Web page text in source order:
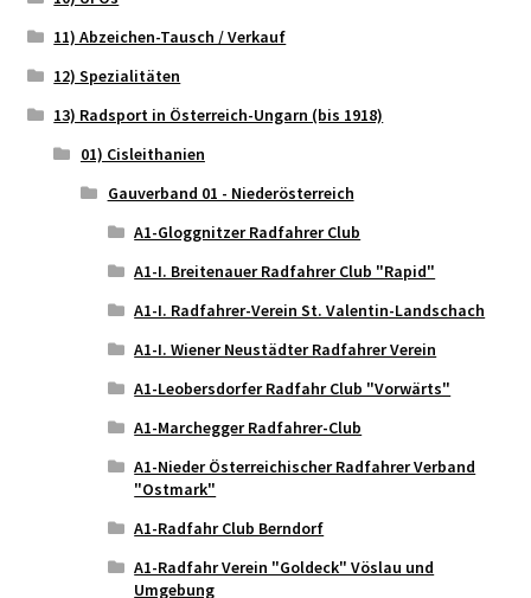
11) Abzeichen-Tausch / Verkauf
12) Spezialitäten
13) Radsport in Österreich-Ungarn (bis 1918)
01) Cisleithanien
Gauverband 01 - Niederösterreich
A1-Gloggnitzer Radfahrer Club
A1-I. Breitenauer Radfahrer Club "Rapid"
A1-I. Radfahrer-Verein St. Valentin-Landschach
A1-I. Wiener Neustädter Radfahrer Verein
A1-Leobersdorfer Radfahr Club "Vorwärts"
A1-Marchegger Radfahrer-Club
A1-Nieder Österreichischer Radfahrer Verband
"Ostmark"
A1-Radfahr Club Berndorf
A1-Radfahr Verein "Goldeck" Vöslau und
Umgebung